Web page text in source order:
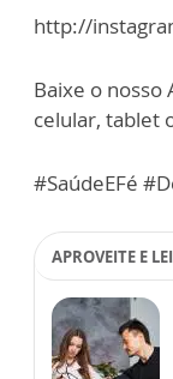
http://
Baixe o
celular, tablet
#SaúdeEFé
APROVEITE E